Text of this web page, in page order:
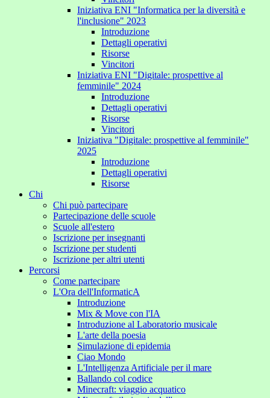
Iniziativa ENI "Informatica per la diversità e
l'inclusione" 2023
Introduzione
Dettagli operativi
Risorse
Vincitori
Iniziativa ENI "Digitale: prospettive al
femminile" 2024
Introduzione
Dettagli operativi
Risorse
Vincitori
Iniziativa "Digitale: prospettive al femminile"
2025
Introduzione
Dettagli operativi
Risorse
Chi
Chi può partecipare
Partecipazione delle scuole
Scuole all'estero
Iscrizione per insegnanti
Iscrizione per studenti
Iscrizione per altri utenti
Percorsi
Come partecipare
L'Ora dell'InformaticA
Introduzione
Mix & Move con l'IA
Introduzione al Laboratorio musicale
L'arte della poesia
Simulazione di epidemia
Ciao Mondo
L'Intelligenza Artificiale per il mare
Ballando col codice
Minecraft: viaggio acquatico